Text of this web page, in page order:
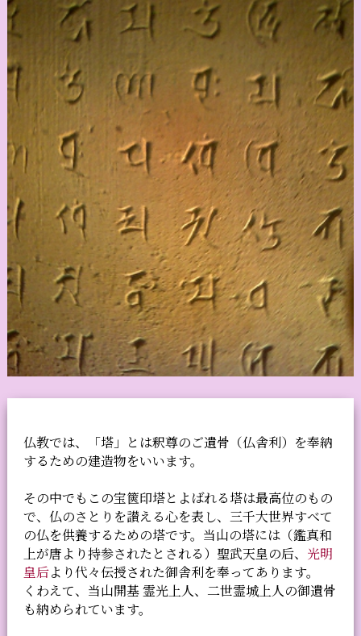
仏教では、「塔」とは釈尊のご遺骨（仏舎利）を奉納
するための建造物をいいます。
その中でもこの宝篋印塔とよばれる塔は最高位のもの
で、仏のさとりを讃える心を表し、三千大世界すべて
の仏を供養するための塔です。当山の塔には（鑑真和
上が唐より持参されたとされる）聖武天皇の后、 光明
皇后より代々伝授された御舎利を奉ってあります。
くわえて、当山開基 霊光上人、二世霊城上人の御遺骨
も納められています。